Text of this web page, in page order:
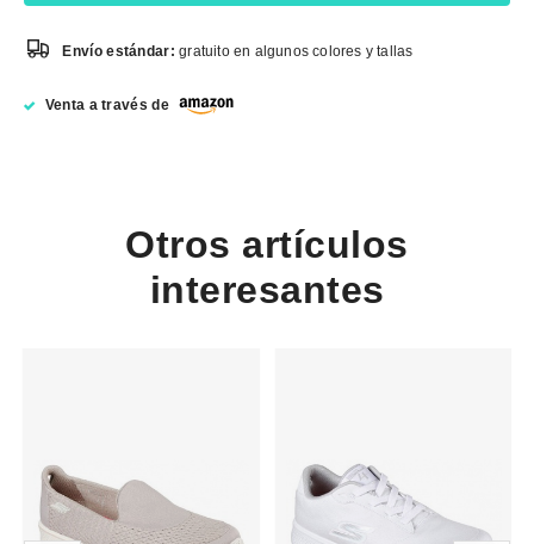
Envío estándar:gratuito en algunos colores y tallas
Venta a través de
Otros artículos
interesantes